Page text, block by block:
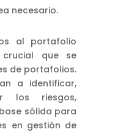
necesario.
al portafolio
que se
de portafolios.
a identificar,
los riesgos,
sólida para
en gestión de